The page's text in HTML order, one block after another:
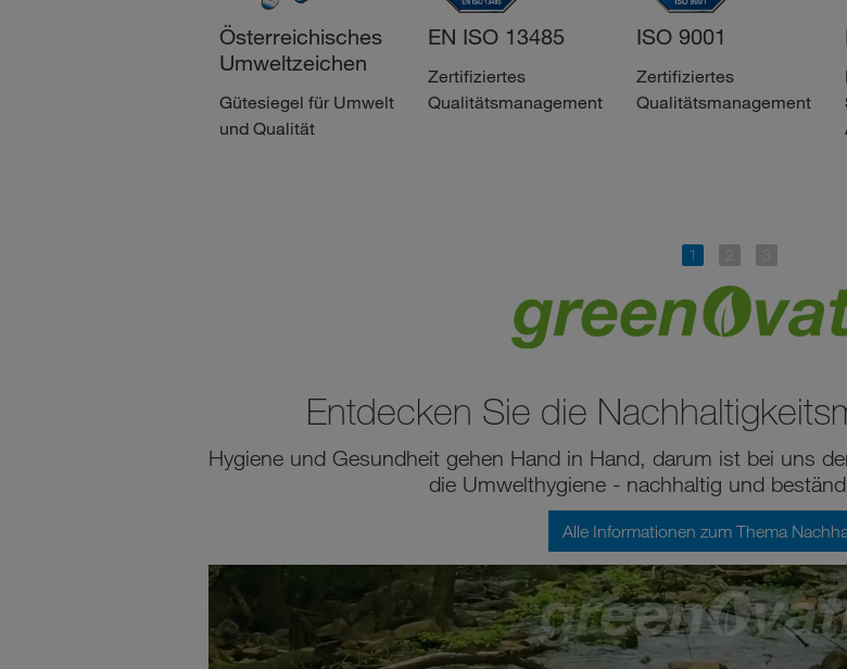
Österreichisches
Umweltzeichen
Gütesiegel für Umwelt
und Qualität
EN ISO 13485
Zertifiziertes
Qualitätsmanagement
ISO 9001
Zertifiziertes
Qualitätsmanagement
Entdecken Sie die
Hygiene und Gesundheit gehen Hand in Hand, darum ist bei uns
die Umwelthygiene - nachhaltig und
Alle Informationen zum Thema